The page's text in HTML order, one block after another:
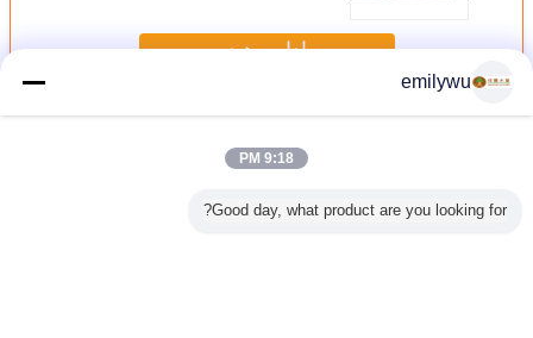
ادامه هید
بیشورقه روکش
emilywu
9:18 PM
Good day, what product are you looking for?